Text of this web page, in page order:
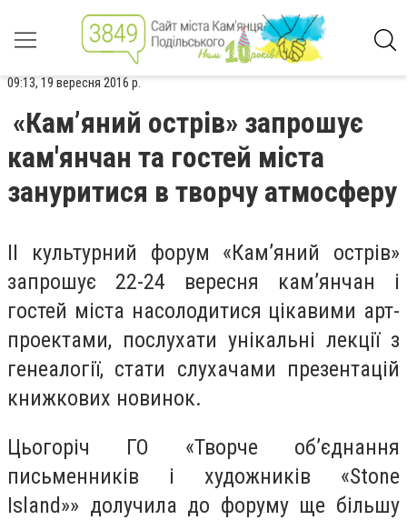
09:13, 19 вересня 2016 р.
«Кам’яний острів» запрошує
кам'янчан та гостей міста
зануритися в творчу атмосферу
II культурний форум «Кам’яний острів»
запрошує 22-24 вересня кам’янчан і
гостей міста насолодитися цікавими арт-
проектами, послухати унікальні лекції з
генеалогії, стати слухачами презентацій
книжкових новинок.
Цьогоріч ГО «Творче об’єднання
письменників і художників «Stone
Island»» долучила до форуму ще більшу